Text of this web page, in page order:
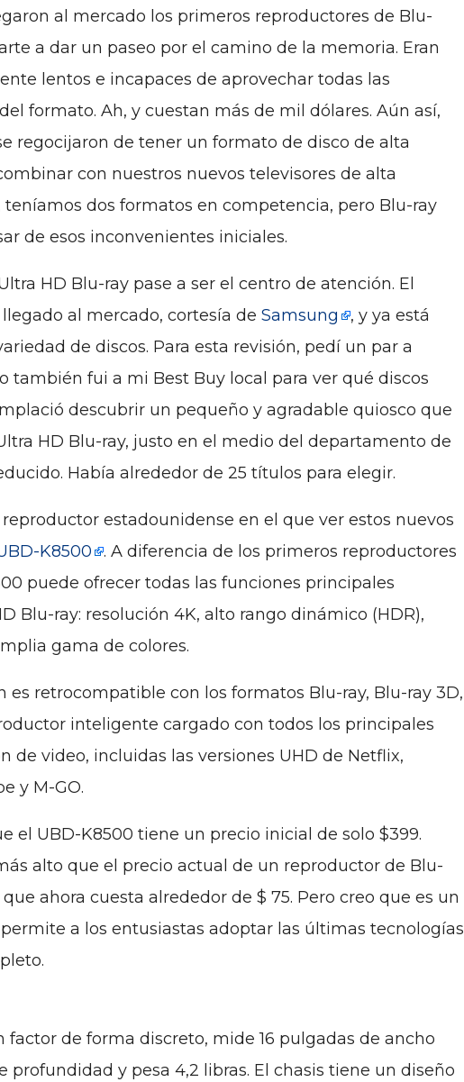
al mercado los primeros reproductores de Blu-
a dar un paseo por el camino de la memoria. Eran
lentos e incapaces de aprovechar todas las
formato. Ah, y cuestan más de mil dólares. Aún así,
regocijaron de tener un formato de disco de alta
con nuestros nuevos televisores de alta
dos formatos en competencia, pero Blu-ray
de esos inconvenientes iniciales.
HD Blu-ray pase a ser el centro de atención. El
al mercado, cortesía de Samsung
, y ya está
de discos. Para esta revisión, pedí un par a
también fui a mi Best Buy local para ver qué discos
descubrir un pequeño y agradable quiosco que
HD Blu-ray, justo en el medio del departamento de
Había alrededor de 25 títulos para elegir.
estadounidense en el que ver estos nuevos
K8500
. A diferencia de los primeros reproductores
puede ofrecer todas las funciones principales
Blu-ray: resolución 4K, alto rango dinámico (HDR),
gama de colores.
es retrocompatible con los formatos Blu-ray, Blu-ray 3D,
inteligente cargado con todos los principales
de video, incluidas las versiones UHD de Netflix,
y M-GO.
el UBD-K8500 tiene un precio inicial de solo $399.
alto que el precio actual de un reproductor de Blu-
ahora cuesta alrededor de $ 75. Pero creo que es un
a los entusiastas adoptar las últimas tecnologías
factor de forma discreto, mide 16 pulgadas de ancho
profundidad y pesa 4,2 libras. El chasis tiene un diseño